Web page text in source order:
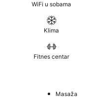
WiFi u sobama
Klima
Fitnes centar
Masaža